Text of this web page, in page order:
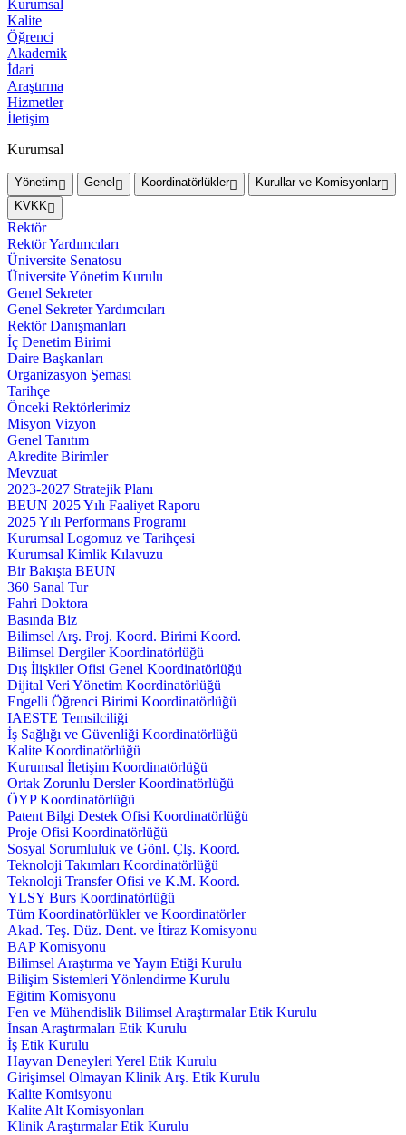
Kurumsal
Kalite
Öğrenci
Akademik
İdari
Araştırma
Hizmetler
İletişim
Kurumsal
Yönetim Genel Koordinatörlükler
Kurullar ve Komisyonlar
KVKK
Rektör
Rektör Yardımcıları
Üniversite Senatosu
Üniversite Yönetim Kurulu
Genel Sekreter
Genel Sekreter Yardımcıları
Rektör Danışmanları
İç Denetim Birimi
Daire Başkanları
Organizasyon Şeması
Tarihçe
Önceki Rektörlerimiz
Misyon Vizyon
Genel Tanıtım
Akredite Birimler
Mevzuat
2023-2027 Stratejik Planı
BEUN 2025 Yılı Faaliyet Raporu
2025 Yılı Performans Programı
Kurumsal Logomuz ve Tarihçesi
Kurumsal Kimlik Kılavuzu
Bir Bakışta BEUN
360 Sanal Tur
Fahri Doktora
Basında Biz
Bilimsel Arş. Proj. Koord. Birimi Koord.
Bilimsel Dergiler Koordinatörlüğü
Dış İlişkiler Ofisi Genel Koordinatörlüğü
Dijital Veri Yönetim Koordinatörlüğü
Engelli Öğrenci Birimi Koordinatörlüğü
IAESTE Temsilciliği
İş Sağlığı ve Güvenliği Koordinatörlüğü
Kalite Koordinatörlüğü
Kurumsal İletişim Koordinatörlüğü
Ortak Zorunlu Dersler Koordinatörlüğü
ÖYP Koordinatörlüğü
Patent Bilgi Destek Ofisi Koordinatörlüğü
Proje Ofisi Koordinatörlüğü
Sosyal Sorumluluk ve Gönl. Çlş. Koord.
Teknoloji Takımları Koordinatörlüğü
Teknoloji Transfer Ofisi ve K.M. Koord.
YLSY Burs Koordinatörlüğü
Tüm Koordinatörlükler ve Koordinatörler
Akad. Teş. Düz. Dent. ve İtiraz Komisyonu
BAP Komisyonu
Bilimsel Araştırma ve Yayın Etiği Kurulu
Bilişim Sistemleri Yönlendirme Kurulu
Eğitim Komisyonu
Fen ve Mühendislik Bilimsel Araştırmalar Etik Kurulu
İnsan Araştırmaları Etik Kurulu
İş Etik Kurulu
Hayvan Deneyleri Yerel Etik Kurulu
Girişimsel Olmayan Klinik Arş. Etik Kurulu
Kalite Komisyonu
Kalite Alt Komisyonları
Klinik Araştırmalar Etik Kurulu